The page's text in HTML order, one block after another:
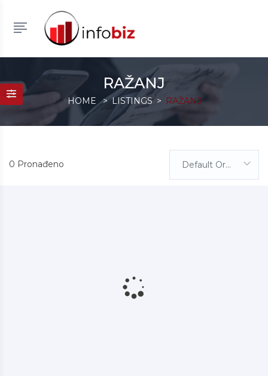
RAŽANJ
HOME LISTINGS RAŽANJ
0 Pronađeno Default Order